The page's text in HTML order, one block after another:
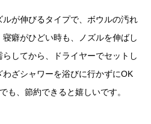
が伸びるタイプで、ボウルの汚れ
癖がひどい時も、ノズルを伸ばし
してから、ドライヤーでセットし
ざシャワーを浴びに行かずにOK
も、節約できると嬉しいです。